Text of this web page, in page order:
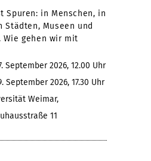
Spuren: in Menschen, in
Städten, Museen und
Wie gehen wir mit
September 2026, 12.00 Uhr
September 2026, 17.30 Uhr
Weimar,
11